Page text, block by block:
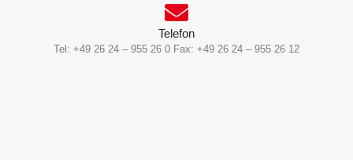
Telefon
Tel: +49 26 24 – 955 26 0 Fax: +49 26 24 – 955 26 12